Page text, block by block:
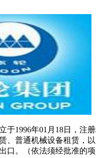
于1996年01月18日，注
、普通机械设备租赁，
口。（依法须经批准的